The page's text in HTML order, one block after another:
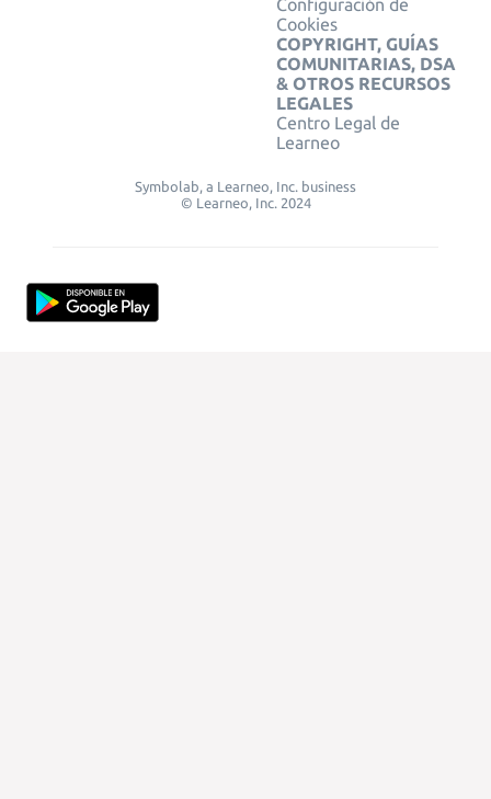
Configuración de
Cookies
COPYRIGHT, GUÍAS
COMUNITARIAS, DSA
& OTROS RECURSOS
LEGALES
Centro Legal de
Learneo
Symbolab, a Learneo, Inc. business
© Learneo, Inc. 2024